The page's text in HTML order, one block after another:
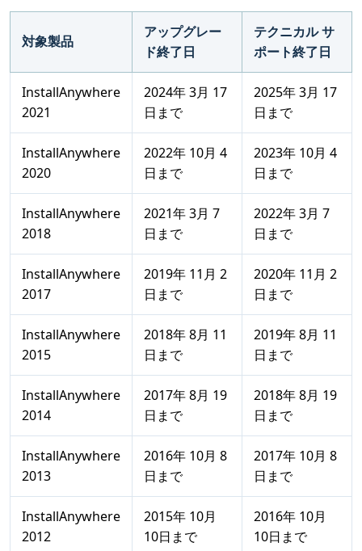
対象製品
アップグレー
ド終了日
テクニカル サ
ポート終了日
InstallAnywhere
2021
2024年 3月 17
日まで
2025年 3月 17
日まで
InstallAnywhere
2020
2022年 10月 4
日まで
2023年 10月 4
日まで
InstallAnywhere
2018
2021年 3月 7
日まで
2022年 3月 7
日まで
InstallAnywhere
2017
2019年 11月 2
日まで
2020年 11月 2
日まで
InstallAnywhere
2015
2018年 8月 11
日まで
2019年 8月 11
日まで
InstallAnywhere
2014
2017年 8月 19
日まで
2018年 8月 19
日まで
InstallAnywhere
2013
2016年 10月 8
日まで
2017年 10月 8
日まで
InstallAnywhere
2012
2015年 10月
10日まで
2016年 10月
10日まで